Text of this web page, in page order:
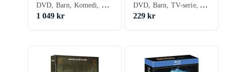
Alla 23 Filmer (DVD)DVD, Barn, Komedi, TV-serie, Familj, Sverige (SE)
1 049 kr
DVD, Barn, TV-serie, Animerat, Familj, Storbritannien (UK)
229 kr